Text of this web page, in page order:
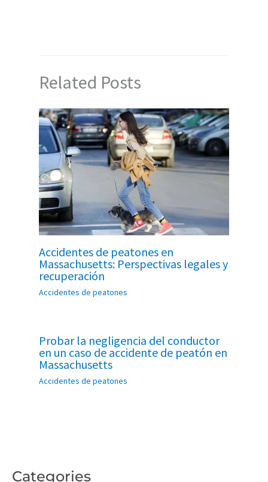
Related Posts
Accidentes de peatones en
Massachusetts: Perspectivas legales y
recuperación
Accidentes de peatones
Probar la negligencia del conductor
en un caso de accidente de peatón en
Massachusetts
Accidentes de peatones
Categories